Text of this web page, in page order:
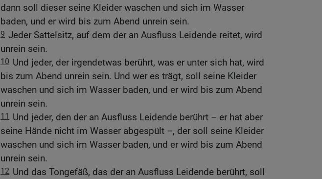
dann soll dieser seine Kleider waschen und sich im Wasser
baden, und er wird bis zum Abend unrein sein.
9 Jeder Sattelsitz, auf dem der an Ausfluss Leidende reitet, wird
unrein sein.
10 Und jeder, der irgendetwas berührt, was er unter sich hat, wird
bis zum Abend unrein sein. Und wer es trägt, soll seine Kleider
waschen und sich im Wasser baden, und er wird bis zum Abend
unrein sein.
11 Und jeder, den der an Ausfluss Leidende berührt – er hat aber
seine Hände nicht im Wasser abgespült –, der soll seine Kleider
waschen und sich im Wasser baden, und er wird bis zum Abend
unrein sein.
12 Und das Tongefäß, das der an Ausfluss Leidende berührt, soll